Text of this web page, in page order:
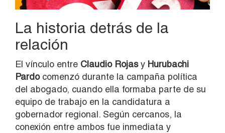
La historia detrás de la
relación
El vínculo entre Claudio Rojasy Hurubachi
Pardocomenzó durante la campaña política
del abogado, cuando ella formaba parte de su
equipo de trabajo en la candidatura a
gobernador regional. Según cercanos, la
conexión entre ambos fue inmediata y